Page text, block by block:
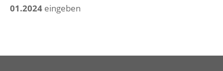
01.2024eingeben